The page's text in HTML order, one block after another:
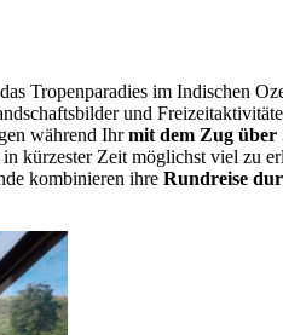
Tropenparadies im Indischen
und
während Ihrmit dem Zug über
kürzester Zeit möglichst viel
kombinieren ihre Rundreise